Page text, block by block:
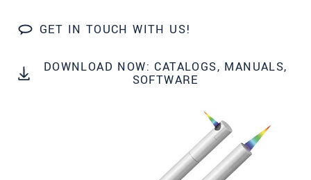
GET IN TOUCH WITH US!
DOWNLOAD NOW: CATALOGS, MANUALS,
SOFTWARE
我们将对您的数据保密。请阅读我们的数据隐私